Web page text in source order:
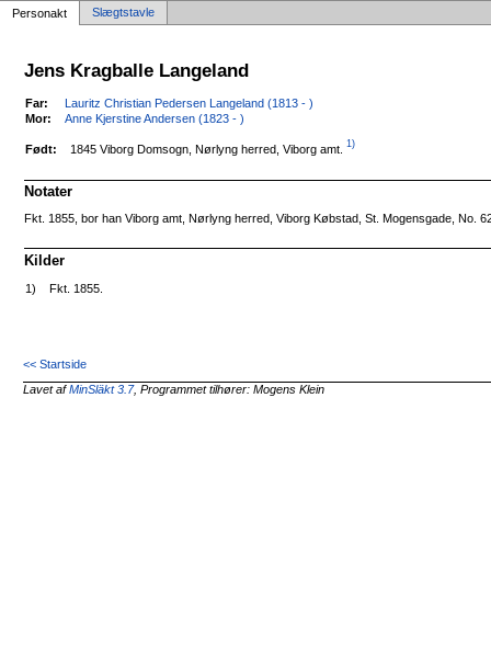
Personakt Slægtstavle
Jens Kragballe Langeland
Far:
Lauritz Christian Pedersen Langeland (1813 - )
Mor:
Anne Kjerstine Andersen (1823 - )
Født: 1845 Viborg Domsogn, Nørlyng herred, Viborg amt. 1)
Notater
Fkt. 1855, bor han Viborg amt, Nørlyng herred, Viborg Købstad, St. Mogensgade, No.
Kilder
1) Fkt. 1855.
<< Startside
Lavet afMinSläkt 3.7, Programmet tilhører: Mogens Klein